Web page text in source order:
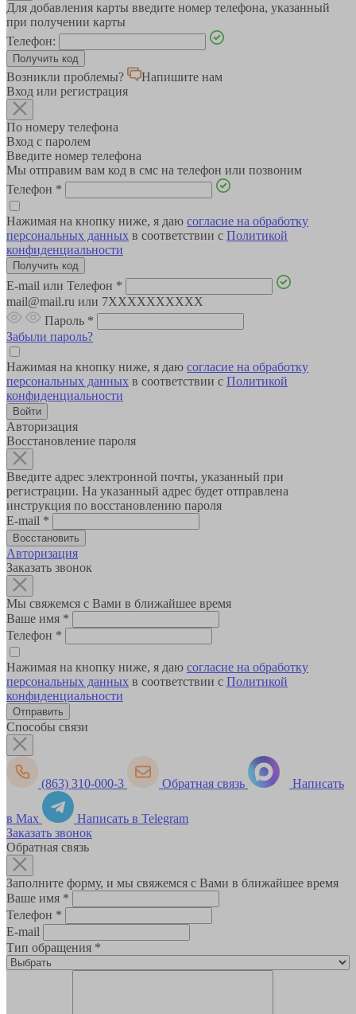
Для добавления карты введите номер телефона, указанный
при получении карты
Телефон:
Возникли проблемы?
Напишите нам
Вход или регистрация
По номеру телефона
Вход с паролем
Введите номер телефона
Мы отправим вам код в смс на телефон или позвоним
Телефон *
Нажимая на кнопку ниже, я даю согласие на обработку
персональных данных в соответствии с Политикой
конфиденциальности
E-mail или Телефон *
mail@mail.ru или 7XXXXXXXXXX
Пароль *
Забыли пароль?
Нажимая на кнопку ниже, я даю согласие на обработку
персональных данных в соответствии с Политикой
конфиденциальности
Авторизация
Восстановление пароля
Введите адрес электронной почты, указанный при
регистрации. На указанный адрес будет отправлена
инструкция по восстановлению пароля
E-mail *
Авторизация
Заказать звонок
Мы свяжемся с Вами в ближайшее время
Ваше имя *
Телефон *
Нажимая на кнопку ниже, я даю согласие на обработку
персональных данных в соответствии с Политикой
конфиденциальности
Способы связи
(863) 310-000-3 Обратная связь Написать
в Max
Написать в Telegram
Заказать звонок
Обратная связь
Заполните форму, и мы свяжемся с Вами в ближайшее время
Ваше имя *
Телефон *
E-mail
Тип обращения *